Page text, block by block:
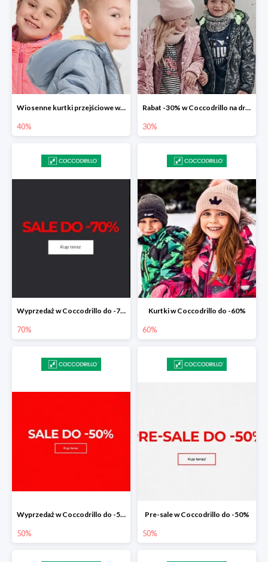
Wiosenne kurtki przejściowe w Coccodrillo do -40%
40%
Rabat -30% w Coccodrillo na drugi produkt
30%
Wyprzedaż w Coccodrillo do -70%
70%
Kurtki w Coccodrillo do -60%
60%
Wyprzedaż w Coccodrillo do -50%
50%
Pre-sale w Coccodrillo do -50%
50%